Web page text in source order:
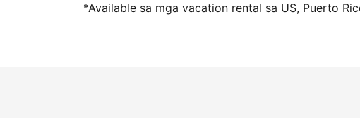
*Available sa mga vacation rental sa US, Puerto